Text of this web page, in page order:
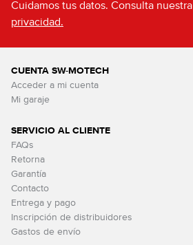
Cuidamos tus datos. Consulta nuestra
privacidad.
CUENTA SW-MOTECH
Acceder a mi cuenta
Mi garaje
SERVICIO AL CLIENTE
FAQs
Retorna
Garantía
Contacto
Entrega y pago
Inscripción de distribuidores
Gastos de envío